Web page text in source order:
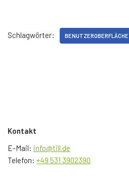
Schlagwörter: BENUTZEROBERFLÄCHE
Kontakt
E-Mail: info@till.de
Telefon: +49 531 3902390